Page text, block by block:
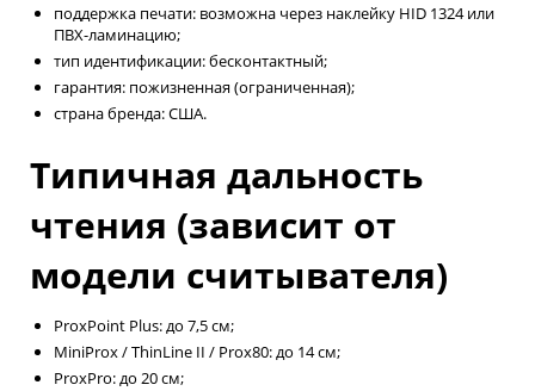
поддержка печати: возможна через наклейку HID 1324 или
ПВХ-ламинацию;
тип идентификации: бесконтактный;
гарантия: пожизненная (ограниченная);
страна бренда: США.
Типичная дальность
чтения (зависит от
модели считывателя)
ProxPoint Plus: до 7,5 см;
MiniProx / ThinLine II / Prox80: до 14 см;
ProxPro: до 20 см;